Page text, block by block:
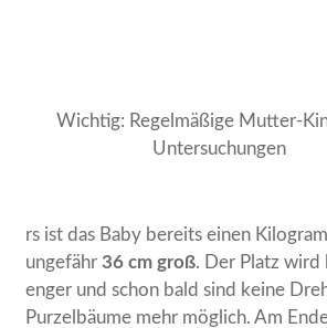
Wichtig: Regelmäßige Mutter-
Untersuchungen
rs ist das Baby bereits einen
ungefähr 36 cm groß. Der Platz wird
enger und schon bald sind keine
Purzelbäume mehr möglich. Am